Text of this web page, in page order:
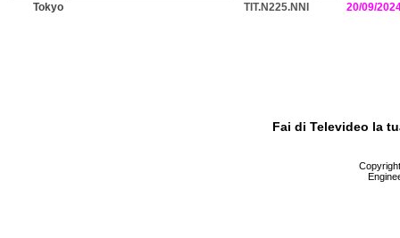
Tokyo
TIT.N225.NNI 20/09/
Fai di Televideo la